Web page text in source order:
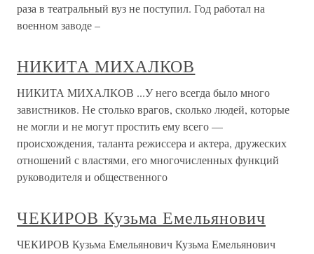
раза в театральный вуз не поступил. Год работал на
военном заводе –
НИКИТА МИХАЛКОВ
НИКИТА МИХАЛКОВ ...У него всегда было много
завистников. Не столько врагов, сколько людей, которые
не могли и не могут простить ему всего —
происхождения, таланта режиссера и актера, дружеских
отношений с властями, его многочисленных функций
руководителя и общественного
ЧЕКИРОВ Кузьма Емельянович
ЧЕКИРОВ Кузьма Емельянович Кузьма Емельянович